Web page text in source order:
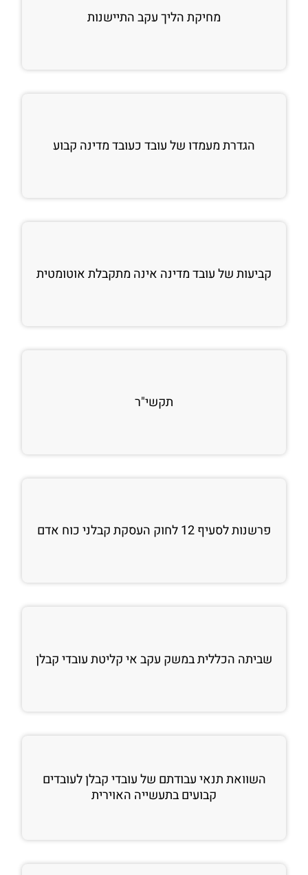
מחיקת הליך עקב התיישנות
הגדרת מעמדו של עובד כעובד מדינה קבוע
קביעות של עובד מדינה אינה מתקבלת אוטומטית
תקשי"ר
פרשנות לסעיף 12 לחוק העסקת קבלני כוח אדם
שביתה הכללית במשק עקב אי קליטת עובדי קבלן
השוואת תנאי עבודתם של עובדי קבלן לעובדים
קבועים בתעשייה האוירית